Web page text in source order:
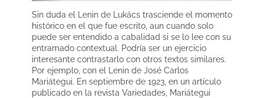
Sin duda el Lenin de Lukács trasciende el momento
histórico en el que fue escrito, aun cuando solo
puede ser entendido a cabalidad si se lo lee con su
entramado contextual. Podría ser un ejercicio
interesante contrastarlo con otros textos similares.
Por ejemplo, con el Lenin de José Carlos
Mariátegui. En septiembre de 1923, en un artículo
publicado en la revista Variedades, Mariátegui